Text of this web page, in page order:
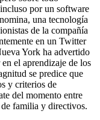
por un software
una tecnología
de la compañía
en un Twitter
York ha advertido
el aprendizaje de los
se predice que
y criterios de
del momento entre
de familia y directivos.